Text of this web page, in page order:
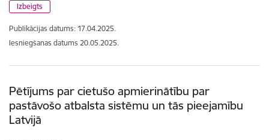
Izbeigts
Publikācijas datums: 17.04.2025.
Iesniegšanas datums 20.05.2025.
Pētījums par cietušo apmierinātību par
pastāvošo atbalsta sistēmu un tās pieejamību
Latvijā